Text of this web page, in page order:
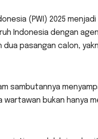
(PWI) 2025
Indonesia dengan
pasangan calon,
sambutannya
wartawan bukan hanya